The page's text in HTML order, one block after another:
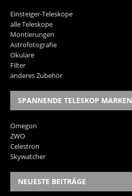
Einsteiger-Teleskope
alle Teleskope
Montierungen
Astrofotografie
Okulare
Filter
anderes Zubehör
SPANNENDE TELESKOP MARKEN
Omegon
ZWO
Celestron
Skywatcher
NEUESTE BEITRÄGE